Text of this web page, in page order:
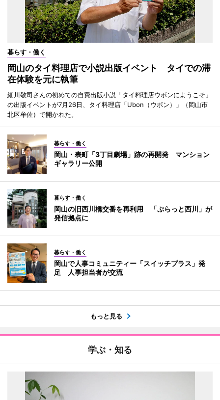
暮らす・働く
岡山のタイ料理店で小説出版イベント タイでの滞
在体験を元に執筆
細川敬司さんの初めての自費出版小説「タイ料理店ウボンにようこそ」
の出版イベントが7月26日、タイ料理店「Ubon（ウボン）」（岡山市
北区牟佐）で開かれた。
暮らす・働く
岡山・表町「3丁目劇場」跡の再開発 マンション
ギャラリー公開
暮らす・働く
岡山の旧西川橋交番を再利用 「ぷらっと西川」が
発信拠点に
暮らす・働く
岡山で人事コミュニティー「スイッチプラス」発
足 人事担当者が交流
もっと見る
学ぶ・知る